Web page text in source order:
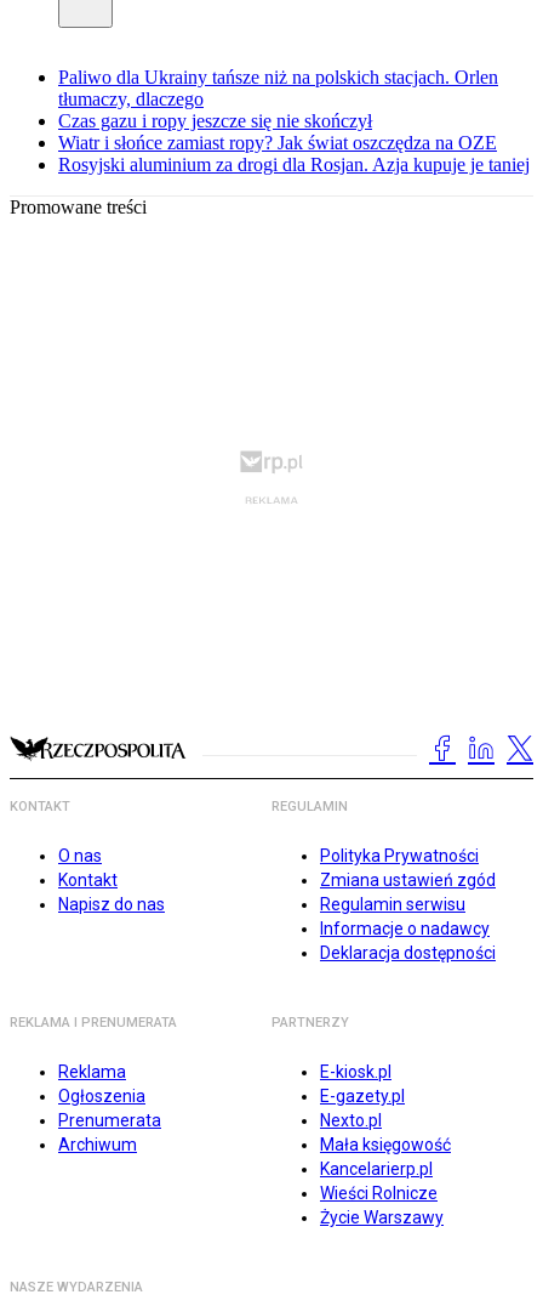
Paliwo dla Ukrainy tańsze niż na polskich stacjach. Orlen
tłumaczy, dlaczego
Czas gazu i ropy jeszcze się nie skończył
Wiatr i słońce zamiast ropy? Jak świat oszczędza na OZE
Rosyjski aluminium za drogi dla Rosjan. Azja kupuje je taniej
Promowane treści
KONTAKT
O nas
Kontakt
Napisz do nas
REGULAMIN
Polityka Prywatności
Zmiana ustawień zgód
Regulamin serwisu
Informacje o nadawcy
Deklaracja dostępności
REKLAMA I PRENUMERATA
Reklama
Ogłoszenia
Prenumerata
Archiwum
PARTNERZY
E-kiosk.pl
E-gazety.pl
Nexto.pl
Mała księgowość
Kancelarierp.pl
Wieści Rolnicze
Życie Warszawy
NASZE WYDARZENIA